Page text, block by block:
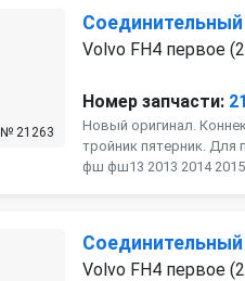
№ 21263
Volvo FH4 первое
Номер запчасти:
Новый оригинал.
тройник пятерник. Для
фш фш13 2013 2014 2015
Volvo FH4 первое